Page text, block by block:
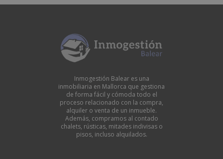
Inmogestión Balear es una
inmobiliaria en Mallorca que gestiona
de forma fácil y cómoda todo el
proceso relacionado con la compra,
alquiler o venta de un inmueble.
Además, compramos al contado
chalets, rústicas, mitades indivisas o
pisos, incluso alquilados.